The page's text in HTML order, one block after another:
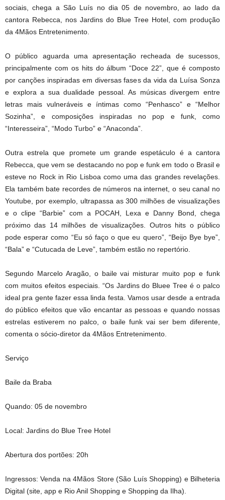
sociais, chega a São Luís no dia 05 de novembro, ao lado da
cantora Rebecca, nos Jardins do Blue Tree Hotel, com produção
da 4Mãos Entretenimento.
O público aguarda uma apresentação recheada de sucessos,
principalmente com os hits do álbum “Doce 22”, que é composto
por canções inspiradas em diversas fases da vida da Luísa Sonza
e explora a sua dualidade pessoal. As músicas divergem entre
letras mais vulneráveis e íntimas como “Penhasco” e “Melhor
Sozinha”, e composições inspiradas no pop e funk, como
“Interesseira”, “Modo Turbo” e “Anaconda”.
Outra estrela que promete um grande espetáculo é a cantora
Rebecca, que vem se destacando no pop e funk em todo o Brasil e
esteve no Rock in Rio Lisboa como uma das grandes revelações.
Ela também bate recordes de números na internet, o seu canal no
Youtube, por exemplo, ultrapassa as 300 milhões de visualizações
e o clipe “Barbie” com a POCAH, Lexa e Danny Bond, chega
próximo das 14 milhões de visualizações. Outros hits o público
pode esperar como “Eu só faço o que eu quero”, “Beijo Bye bye”,
“Bala” e “Cutucada de Leve”, também estão no repertório.
Segundo Marcelo Aragão, o baile vai misturar muito pop e funk
com muitos efeitos especiais. “Os Jardins do Bluee Tree é o palco
ideal pra gente fazer essa linda festa. Vamos usar desde a entrada
do público efeitos que vão encantar as pessoas e quando nossas
estrelas estiverem no palco, o baile funk vai ser bem diferente,
comenta o sócio-diretor da 4Mãos Entretenimento.
Serviço
Baile da Braba
Quando: 05 de novembro
Local: Jardins do Blue Tree Hotel
Abertura dos portões: 20h
Ingressos: Venda na 4Mãos Store (São Luís Shopping) e Bilheteria
Digital (site, app e Rio Anil Shopping e Shopping da Ilha).